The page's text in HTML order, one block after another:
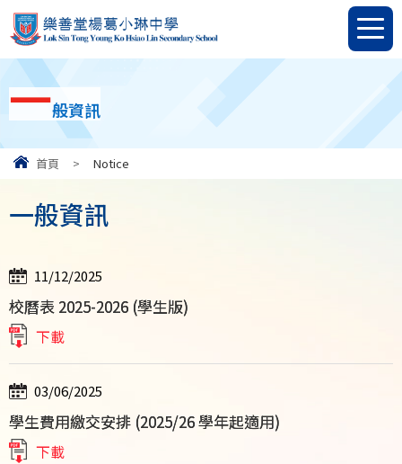
一般資訊
首頁 > Notice
一般資訊
11/12/2025
校曆表 2025-2026 (學生版)
下載
03/06/2025
學生費用繳交安排 (2025/26 學年起適用)
下載